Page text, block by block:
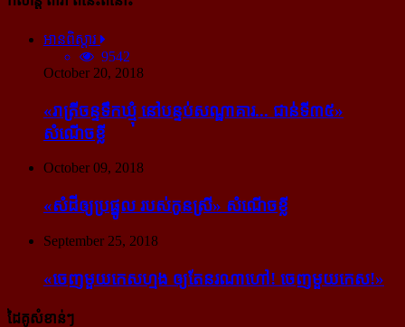
អានពិស្ដារ
9542
October 20, 2018
«រាត្រីចន្ទទឹកឃ្មុំ នៅបន្ទប់សណ្ឋាគារ... ជាន់ទី៣៥»
សំណើចខ្លី
October 09, 2018
«សំដី​ឲ្យ​ប្រផ្នូល របស់​កូនស្រី» សំណើចខ្លី
September 25, 2018
«ចេញ​មួយ​កេស​ហ្មង ឲ្យ​តែ​នរណា​ហៅ! ចេញ​មួយ​កេស!»
ដៃគូសំខាន់ៗ